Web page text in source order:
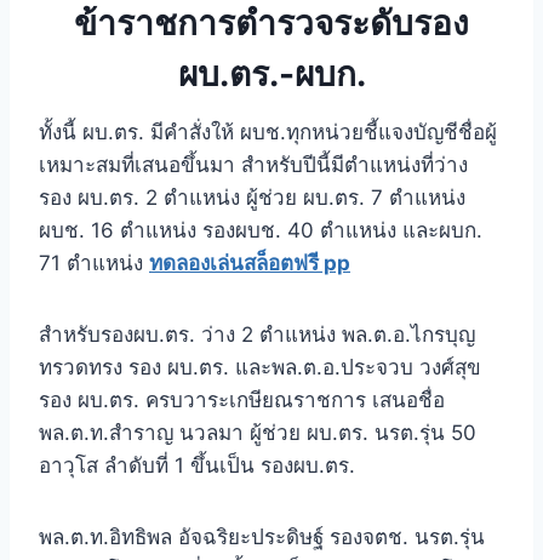
ข้าราชการตำรวจระดับรอง
ผบ.ตร.-ผบก.
ทั้งนี้ ผบ.ตร. มีคำสั่งให้ ผบช.ทุกหน่วยชี้แจงบัญชีชื่อผู้
เหมาะสมที่เสนอขึ้นมา สำหรับปีนี้มีตำแหน่งที่ว่าง
รอง ผบ.ตร. 2 ตำแหน่ง ผู้ช่วย ผบ.ตร. 7 ตำแหน่ง
ผบช. 16 ตำแหน่ง รองผบช. 40 ตำแหน่ง และผบก.
71 ตำแหน่ง ทดลองเล่นสล็อตฟรี pp
สำหรับรองผบ.ตร. ว่าง 2 ตำแหน่ง พล.ต.อ.ไกรบุญ
ทรวดทรง รอง ผบ.ตร. และพล.ต.อ.ประจวบ วงศ์สุข
รอง ผบ.ตร. ครบวาระเกษียณราชการ เสนอชื่อ
พล.ต.ท.สำราญ นวลมา ผู้ช่วย ผบ.ตร. นรต.รุ่น 50
อาวุโส ลำดับที่ 1 ขึ้นเป็น รองผบ.ตร.
พล.ต.ท.อิทธิพล อัจฉริยะประดิษฐ์ รองจตช. นรต.รุ่น